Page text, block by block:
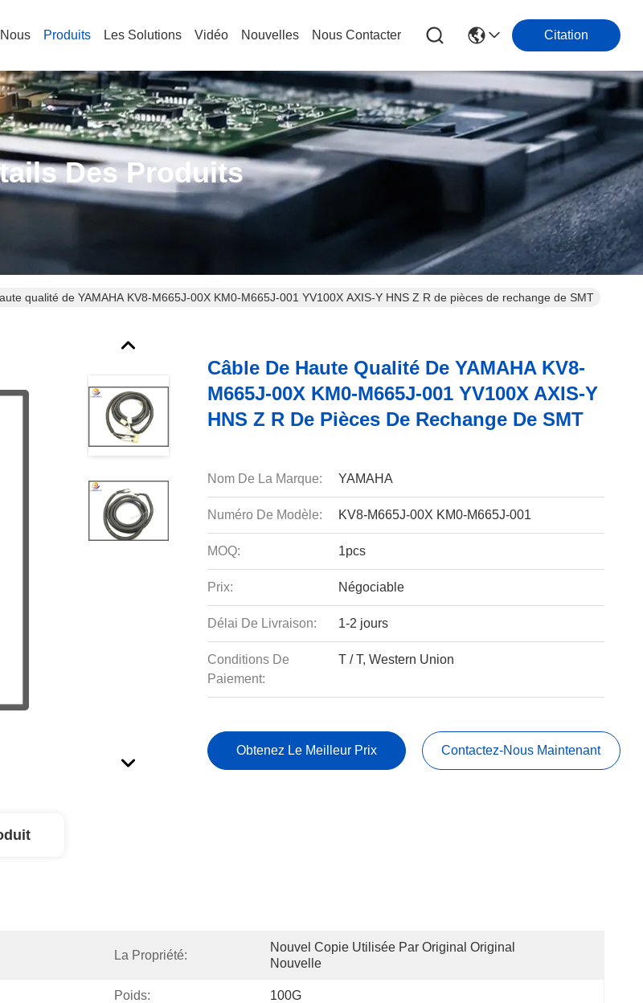
Produits Les Solutions Vidéo Nouvelles Nous Contacter Citation
Des Produits
qualité de YAMAHA KV8-M665J-00X KM0-M665J-001 YV100X AXIS-Y HNS Z R de pièces de rechange de SMT
Câble De Haute Qualité De YAMAHA KV8-
M665J-00X KM0-M665J-001 YV100X AXIS-Y
HNS Z R De Pièces De Rechange De SMT
Nom De La Marque: YAMAHA
Numéro De Modèle: KV8-M665J-00X KM0-M665J-001
MOQ: 1pcs
Prix: Négociable
Délai De Livraison: 1-2 jours
Conditions De
Paiement:
T / T, Western Union
Obtenez Le Meilleur Prix Contactez-Nous Maintenant
La Propriété:
Nouvel Copie Utilisée Par Original Original
Nouvelle
Poids: 100G